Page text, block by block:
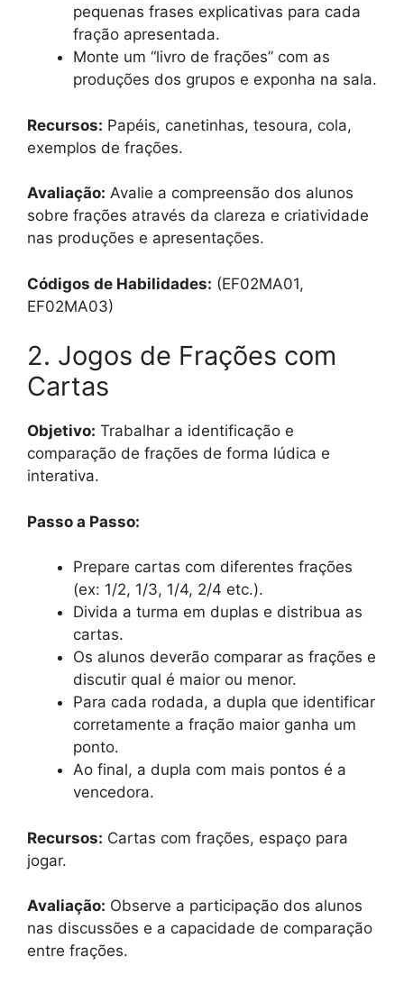
pequenas frases explicativas para cada
fração apresentada.
Monte um “livro de frações” com as
produções dos grupos e exponha na sala.
Recursos: Papéis, canetinhas, tesoura, cola,
exemplos de frações.
Avaliação: Avalie a compreensão dos alunos
sobre frações através da clareza e criatividade
nas produções e apresentações.
Códigos de Habilidades: (EF02MA01,
EF02MA03)
2. Jogos de Frações com
Cartas
Objetivo: Trabalhar a identificação e
comparação de frações de forma lúdica e
interativa.
Passo a Passo:
Prepare cartas com diferentes frações
(ex: 1/2, 1/3, 1/4, 2/4 etc.).
Divida a turma em duplas e distribua as
cartas.
Os alunos deverão comparar as frações e
discutir qual é maior ou menor.
Para cada rodada, a dupla que identificar
corretamente a fração maior ganha um
ponto.
Ao final, a dupla com mais pontos é a
vencedora.
Recursos: Cartas com frações, espaço para
jogar.
Avaliação: Observe a participação dos alunos
nas discussões e a capacidade de comparação
entre frações.